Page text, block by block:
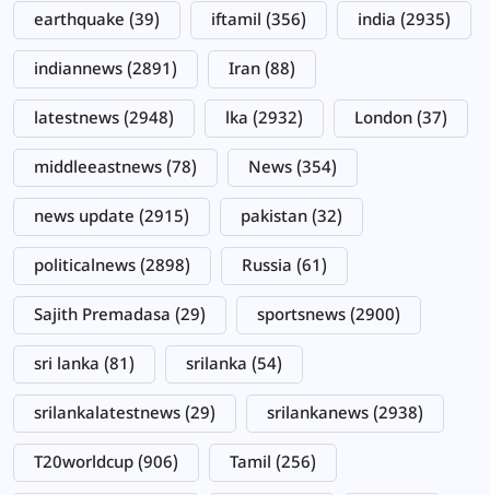
earthquake (39) iftamil (356) india (2935)
indiannews (2891) Iran (88)
latestnews (2948) lka (2932) London (37)
middleeastnews (78) News (354)
news update (2915) pakistan (32)
politicalnews (2898) Russia (61)
Sajith Premadasa (29) sportsnews (2900)
sri lanka (81) srilanka (54)
srilankalatestnews (29) srilankanews (2938)
T20worldcup (906) Tamil (256)